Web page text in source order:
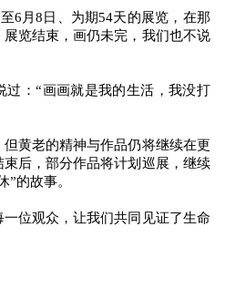
月8日、为期54天的展览，在那
览结束，画仍未完，我们也不说
：“画画就是我的生活，我没打
黄老的精神与作品仍将继续在更
后，部分作品将计划巡展，继续
”的故事。
位观众，让我们共同见证了生命